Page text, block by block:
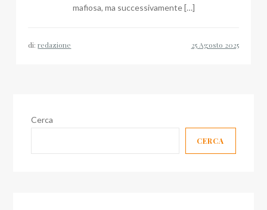
mafiosa, ma successivamente […]
di:redazione
Cerca
CERCA